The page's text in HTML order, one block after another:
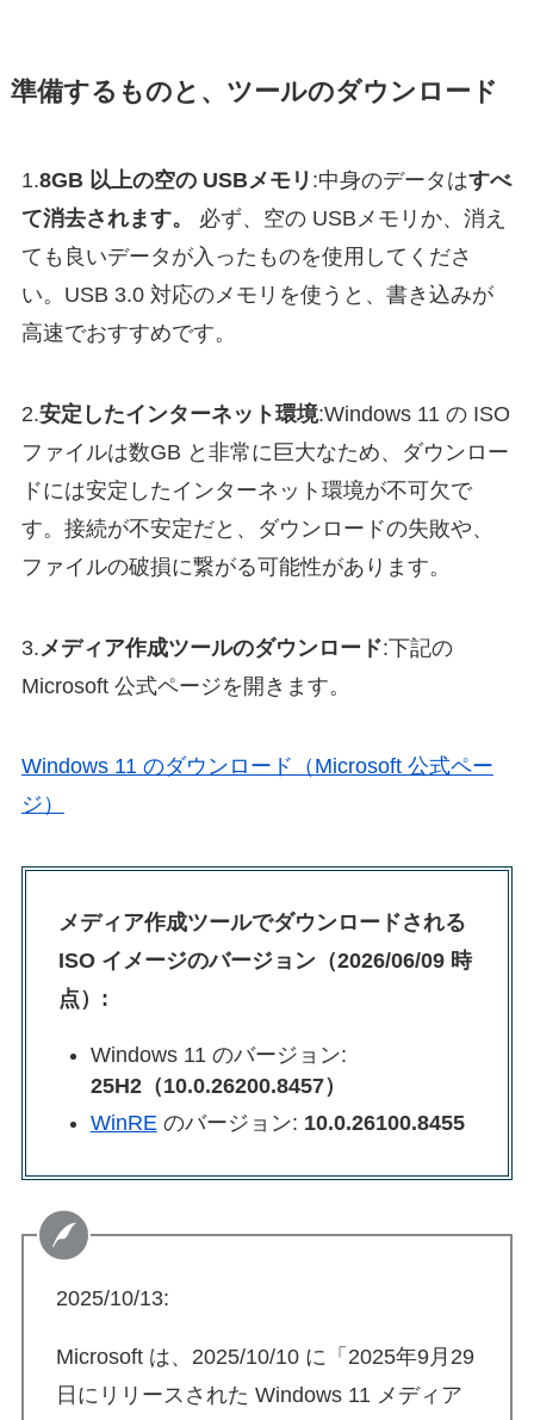
準備するものと、ツールのダウンロード
1.8GB 以上の空の USBメモリ :中身のデータはすべ
て消去されます。
必ず、空の USBメモリか、消え
ても良いデータが入ったものを使用してくださ
い。USB 3.0 対応のメモリを使うと、書き込みが
高速でおすすめです。
2.安定したインターネット環境:Windows 11 の ISO
ファイルは数GB と非常に巨大なため、ダウンロー
ドには安定したインターネット環境が不可欠で
す。接続が不安定だと、ダウンロードの失敗や、
ファイルの破損に繋がる可能性があります。
3. メディア作成ツールのダウンロード:下記の
Microsoft 公式ページを開きます。
Windows 11 のダウンロード（Microsoft 公式ペー
ジ）
メディア作成ツールでダウンロードされる
ISO イメージのバージョン（2026/06/09 時
点）:
Windows 11 のバージョン:
25H2（10.0.26200.8457）
WinRE のバージョン: 10.0.26100.8455
2025/10/13:
Microsoft は、2025/10/10 に「2025年9月29
日にリリースされた Windows 11 メディア